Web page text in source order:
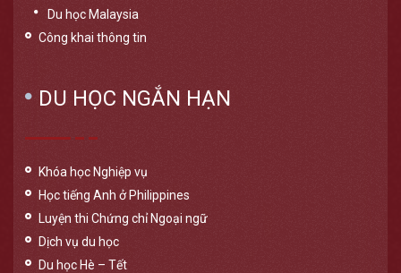
Du học Malaysia
Công khai thông tin
DU HỌC NGẮN HẠN
Khóa học Nghiệp vụ
Học tiếng Anh ở Philippines
Luyện thi Chứng chỉ Ngoại ngữ
Dịch vụ du học
Du học Hè – Tết